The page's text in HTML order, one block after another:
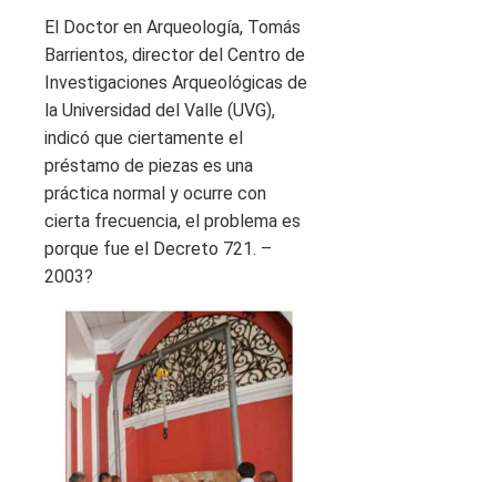
El Doctor en Arqueología, Tomás
Barrientos, director del Centro de
Investigaciones Arqueológicas de
la Universidad del Valle (UVG),
indicó que ciertamente el
préstamo de piezas es una
práctica normal y ocurre con
cierta frecuencia, el problema es
porque fue el Decreto 721. –
2003?